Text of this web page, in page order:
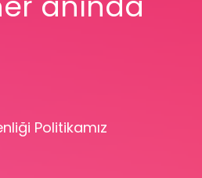
Politikamız